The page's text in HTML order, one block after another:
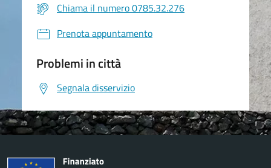
Chiama il numero 0785.32.276
Prenota appuntamento
Problemi in città
Segnala disservizio